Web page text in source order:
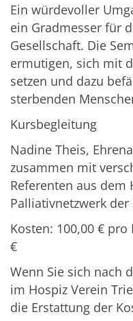
Ein würdevoller
ein Gradmesser für
Gesellschaft. Die
ermutigen, sich mit
setzen und dazu
sterbenden
Kursbegleitung
Nadine Theis,
zusammen mit
Referenten aus dem
Palliativnetzwerk der
Kosten: 100,00 €
€
Wenn Sie sich nach
im Hospiz Verein
die Erstattung der